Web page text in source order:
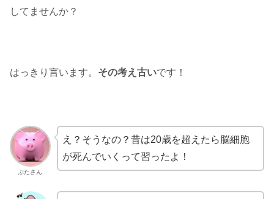
してませんか？
はっきり言います。 その考え古いです！
ぶたさん
え？そうなの？昔は20歳を超えたら脳細胞
が死んでいくって習ったよ！